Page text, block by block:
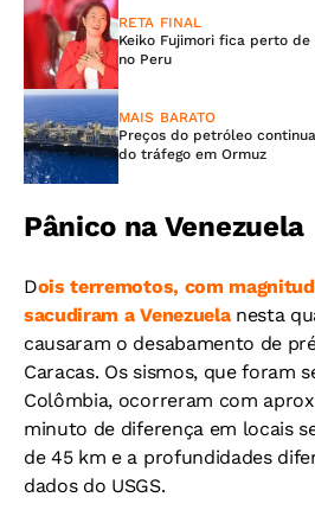
RETA FINAL
Keiko Fujimori fica perto
no Peru
MAIS BARATO
Preços do petróleo
do tráfego em Ormuz
Pânico na Venezuela
Dois terremotos, com
sacudiram a Venezuela nesta
causaram o desabamento de
Caracas. Os sismos, que foram
Colômbia, ocorreram com
minuto de diferença em locais
de 45 km e a profundidades
dados do USGS.